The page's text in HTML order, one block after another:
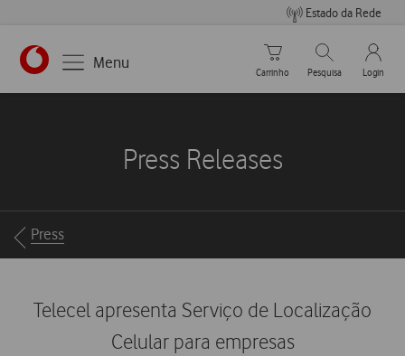
Estado da Rede
https://www.vodafone.pt
Menu
Carrinho de compras
Carrinho
Pesquisar
Pesquisa
My
Login
Press Releases
Breadcrumbs
Press
Telecel apresenta Serviço de Localização
Celular para empresas